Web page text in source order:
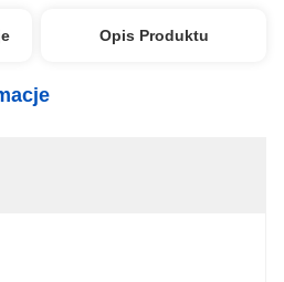
Opis Produktu